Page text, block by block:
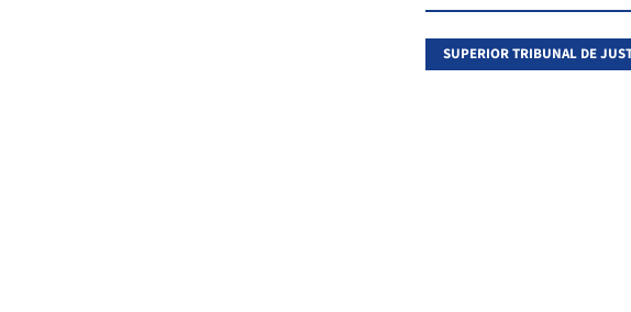
SUPERIOR TRIBUNAL DE